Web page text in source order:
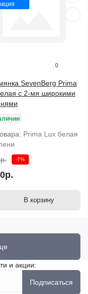
0
SevenBerg Prima
с 2-мя широкими
Prima Lux белая
-7%
В корзину
и акции:
Подписаться